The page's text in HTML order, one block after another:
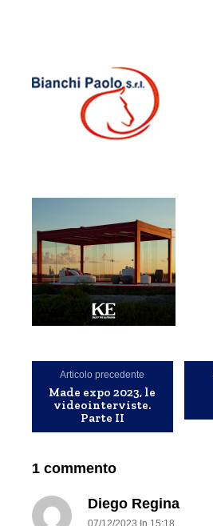
Articolo precedente
Made expo 2023, le
videointerviste.
Parte II
1 commento
Diego Regina
07/12/2023 In 15:18